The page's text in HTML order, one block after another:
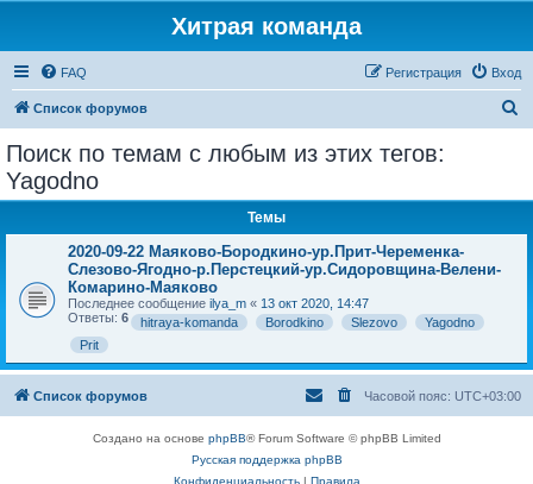
Хитрая команда
FAQ Вход
Регистрация
Список форумов
Поиск по темам с любым из этих тегов:
Yagodno
Темы
2020-09-22 Маяково-Бородкино-ур.Прит-Череменка-
Слезово-Ягодно-р.Перстецкий-ур.Сидоровщина-Велени-
Комарино-Маяково
Последнее сообщение ilya_m « 13 окт 2020, 14:47
Ответы: 6 hitraya-komanda Borodkino Slezovo
Yagodno
Prit
Список форумов Часовой пояс: UTC+03:00
Создано на основе phpBB® Forum Software © phpBB Limited
Русская поддержка phpBB
Конфиденциальность| Правила